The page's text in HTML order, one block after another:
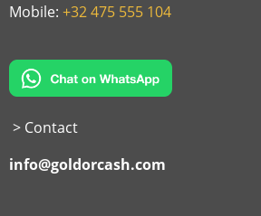
Mobile: +32 475 555 104
> Contact
info@goldorcash.com